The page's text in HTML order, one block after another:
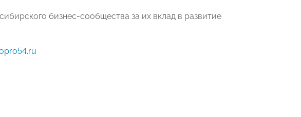
бизнес-сообщества за их вклад в развитие